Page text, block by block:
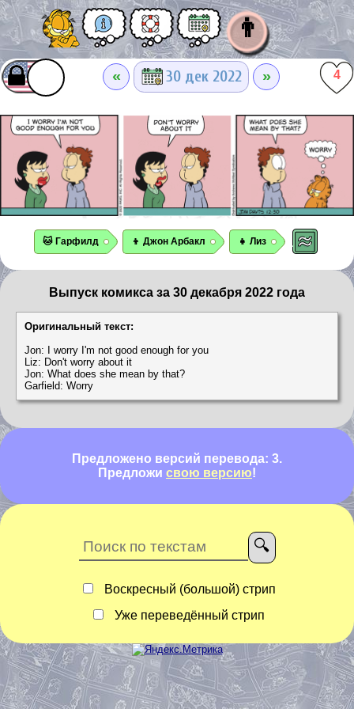
👨
« 30 дек 2022 » 4
🐱 Гарфилд 👦 Джон Арбакл 👧 Лиз
Выпуск комикса за 30 декабря 2022 года
Оригинальный текст:
Jon: I worry I'm not good enough for you
Liz: Don't worry about it
Jon: What does she mean by that?
Garfield: Worry
Предложено версий перевода: 3.
Предложи свою версию!
Воскресный (большой) стрип
Уже переведённый стрип